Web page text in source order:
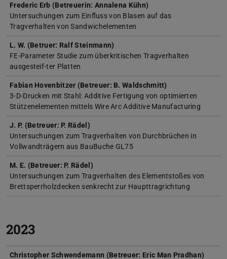
Frederic Erb (Betreuerin: Annalena Kühn)
Untersuchungen zum Einfluss von Blasen auf das
Tragverhalten von Sandwichelementen
L. W. (Betruer: Ralf Steinmann)
FE-Parameter Studie zum überkritischen Tragverhalten
ausgesteif-ter Platten
Fabian Hovenbitzer (Betreuer: B. Waldschmitt)
3-D-Drucken mit Stahl: Additive Fertigung von optimierten
Stützenelementen mittels Wire Arc Additive Manufacturing
J. P. (Betreuer: P. Rädel)
Untersuchungen zum Tragverhalten von Durchbrüchen in
Vollwandträgern aus BauBuche GL75
M. E. (Betreuer: P. Rädel)
Untersuchungen zum Tragverhalten des Elementstoßes von
Brettsperrholzdecken senkrecht zur Haupttragrichtung
2023
Christopher Schwendemann (Betreuer: Eric Man Pradhan)